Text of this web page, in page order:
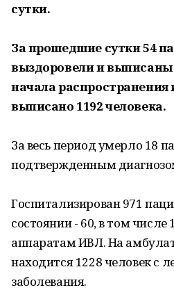
сутки.
За прошедшие сутки 54
выздоровели и выписаны
начала распространения
выписано 1192 человека.
За весь период умерло 18
подтвержденным
Госпитализирован 971
состоянии - 60, в том
аппаратам ИВЛ. На
находится 1228 человек с
заболевания.